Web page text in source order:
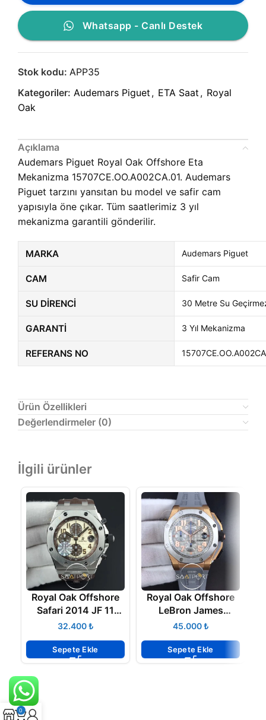
Whatsapp - Canlı Destek
Stok kodu: APP35
Kategoriler: Audemars Piguet , ETA Saat , Royal
Oak
Açıklama
Audemars Piguet Royal Oak Offshore Eta
Mekanizma 15707CE.OO.A002CA.01. Audemars
Piguet tarzını yansıtan bu model ve safir cam
yapısıyla öne çıkar. Tüm saatlerimiz 3 yıl
mekanizma garantili gönderilir.
MARKA Audemars Piguet
CAM Safir Cam
SU DIRENCI 30 Metre Su
GARANTI 3 Yıl Mekanizma
REFERANS NO
Ürün Özellikleri
Değerlendirmeler (0)
İlgili ürünler
Royal Oak Offshore
Safari 2014 JF 11
Best Edition on
A3126 V2
₺
Sepete Ekle
Royal Oak Offshore
LeBron James
Cermet Bezel JF Best
₺
Sepete Ekle
0